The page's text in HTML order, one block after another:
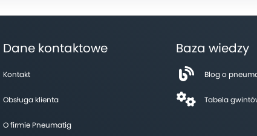
Dane kontaktowe
Kontakt
Obsługa klienta
O firmie Pneumatig
Baza wiedzy
Blog o
Tabela